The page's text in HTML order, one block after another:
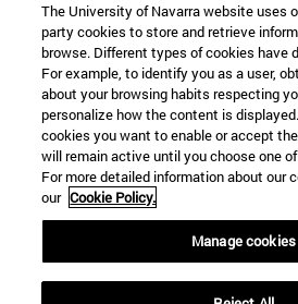
The University of Navarra website uses
party cookies to store and retrieve
browse. Different types of cookies have
For example, to identify you as a user,
about your browsing habits respecting
personalize how the content is
cookies you want to enable or accept
will remain active until you choose one
For more detailed information about our
our Cookie Policy.
Manage cookies